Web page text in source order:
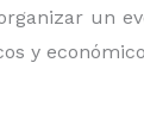
un
y